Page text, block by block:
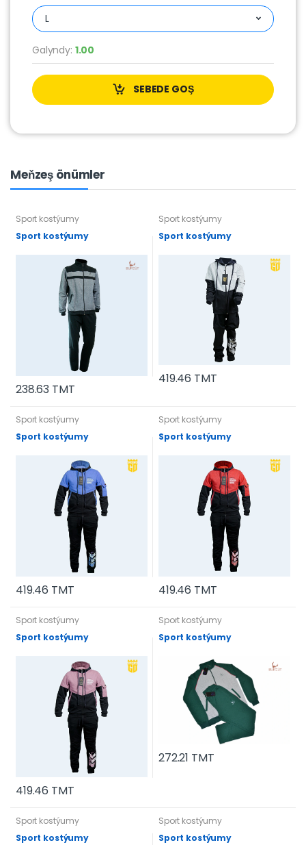
L
Galyndy: 1.00
SEBEDE GOŞ
Meňzeş önümler
Sport kostýumy
Sport kostýumy
238.63 TMT
Sport kostýumy
Sport kostýumy
419.46 TMT
Sport kostýumy
Sport kostýumy
419.46 TMT
Sport kostýumy
Sport kostýumy
419.46 TMT
Sport kostýumy
Sport kostýumy
419.46 TMT
Sport kostýumy
Sport kostýumy
272.21 TMT
Sport kostýumy
Sport kostýumy
Sport kostýumy
Sport kostýumy